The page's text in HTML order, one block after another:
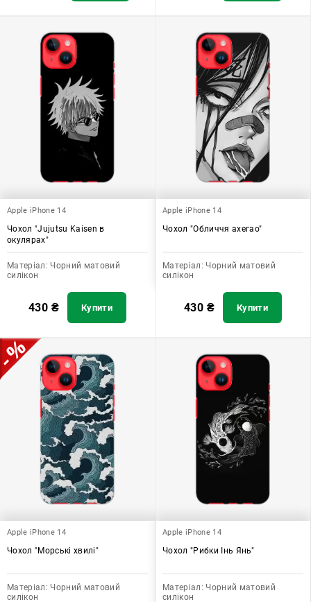
Apple iPhone 14
Чохол "Jujutsu Kaisen в
окулярах"
Матеріал: Чорний матовий
силікон
430 ₴ Купити
Apple iPhone 14
Чохол "Обличчя ахегао"
Матеріал: Чорний матовий
силікон
430 ₴ Купити
Apple iPhone 14
Чохол "Морські хвилі"
Матеріал: Чорний матовий
силікон
Apple iPhone 14
Чохол "Рибки Інь Янь"
Матеріал: Чорний матовий
силікон